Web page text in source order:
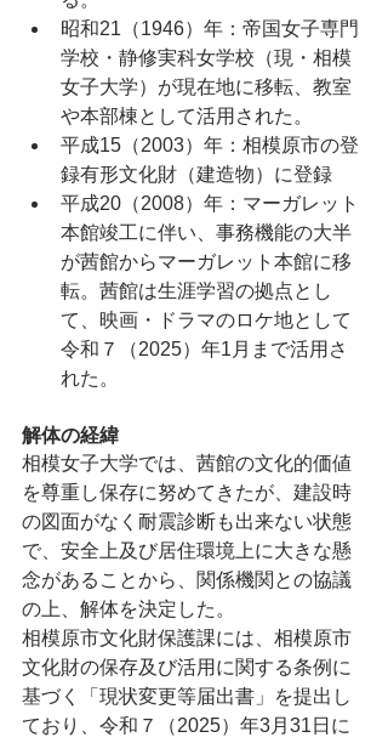
昭和21（1946）年：帝国女子専門
学校・静修実科女学校（現・相模
女子大学）が現在地に移転、教室
や本部棟として活用された。
平成15（2003）年：相模原市の登
録有形文化財（建造物）に登録
平成20（2008）年：マーガレット
本館竣工に伴い、事務機能の大半
が茜館からマーガレット本館に移
転。茜館は生涯学習の拠点とし
て、映画・ドラマのロケ地として
令和７（2025）年1月まで活用さ
れた。
解体の経緯
相模女子大学では、茜館の文化的価値
を尊重し保存に努めてきたが、建設時
の図面がなく耐震診断も出来ない状態
で、安全上及び居住環境上に大きな懸
念があることから、関係機関との協議
の上、解体を決定した。
相模原市文化財保護課には、相模原市
文化財の保存及び活用に関する条例に
基づく「現状変更等届出書」を提出し
ており、令和７（2025）年3月31日に